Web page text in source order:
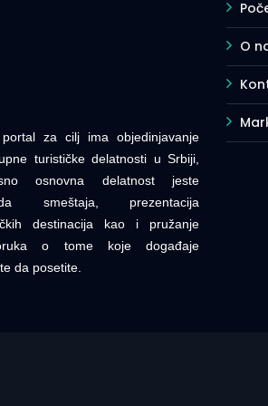
za cilj ima objedinjavanje
turističke delatnosti u Srbiji,
osnovna delatnost jeste
smeštaja, prezentacija
destinacija kao i pružanje
o tome koje događaje
da posetite.
O